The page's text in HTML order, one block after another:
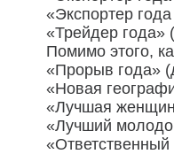
«Экспортер
«Трейдер года»
Помимо этого,
«Прорыв года»
«Новая
«Лучшая
«Лучший